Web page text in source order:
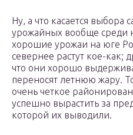
Ну, а что касается выбора
урожайных вообще среди
хорошие урожаи на юге
севернее растут кое-как;
что они хорошо
переносят летнюю жару.
очень четкое
успешно вырастить за
которой их выводили.